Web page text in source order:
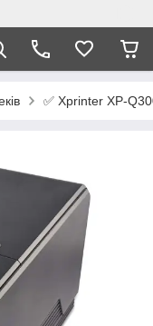
✅ Xprinter XP-